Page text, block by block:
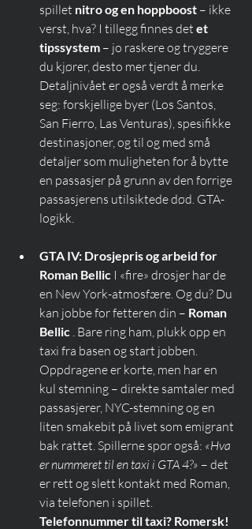
spillet nitro og en hoppboost – ikke
verst, hva? I tillegg finnes det et
tipssystem – jo raskere og tryggere
du kjører, desto mer tjener du.
Detaljnivået er også verdt å merke
seg: forskjellige byer (Los Santos,
San Fierro, Las Venturas), spesifikke
destinasjoner, og til og med små
detaljer som muligheten for å bytte
en passasjer på grunn av den forrige
passasjerens utilsiktede død. GTA-
logikk.
GTA IV: Drosjepris og arbeid for
Roman Bellic I «fire» drosjer har de
en New York-atmosfære. Og du? Du
kan jobbe for fetteren din – Roman
Bellic . Bare ring ham, plukk opp en
taxi fra basen og start jobben.
Oppdragene er korte, men har en
kul stemning – direkte samtaler med
passasjerer, NYC-stemning og en
liten smakebit på livet som emigrant
bak rattet. Spillerne spør også: «Hva
er nummeret til en taxi i GTA 4?» – det
er rett og slett kontakt med Roman,
via telefonen i spillet.
Telefonnummer til taxi? Romersk!